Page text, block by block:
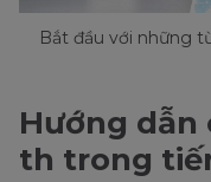
Bắt đầu với những
Hướng
th trong